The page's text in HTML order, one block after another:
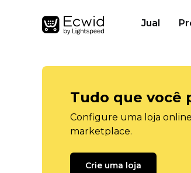
Jual
Tudo que você
Configure uma loja
marketplace.
Crie uma loja